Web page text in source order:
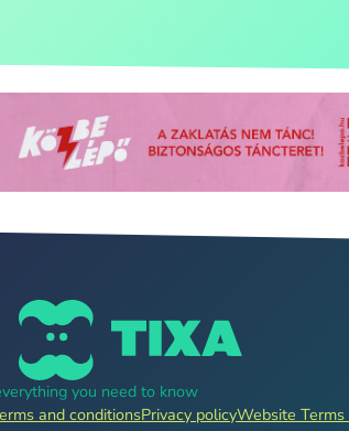
you need to know
and conditionsPrivacy policyWebsite Terms